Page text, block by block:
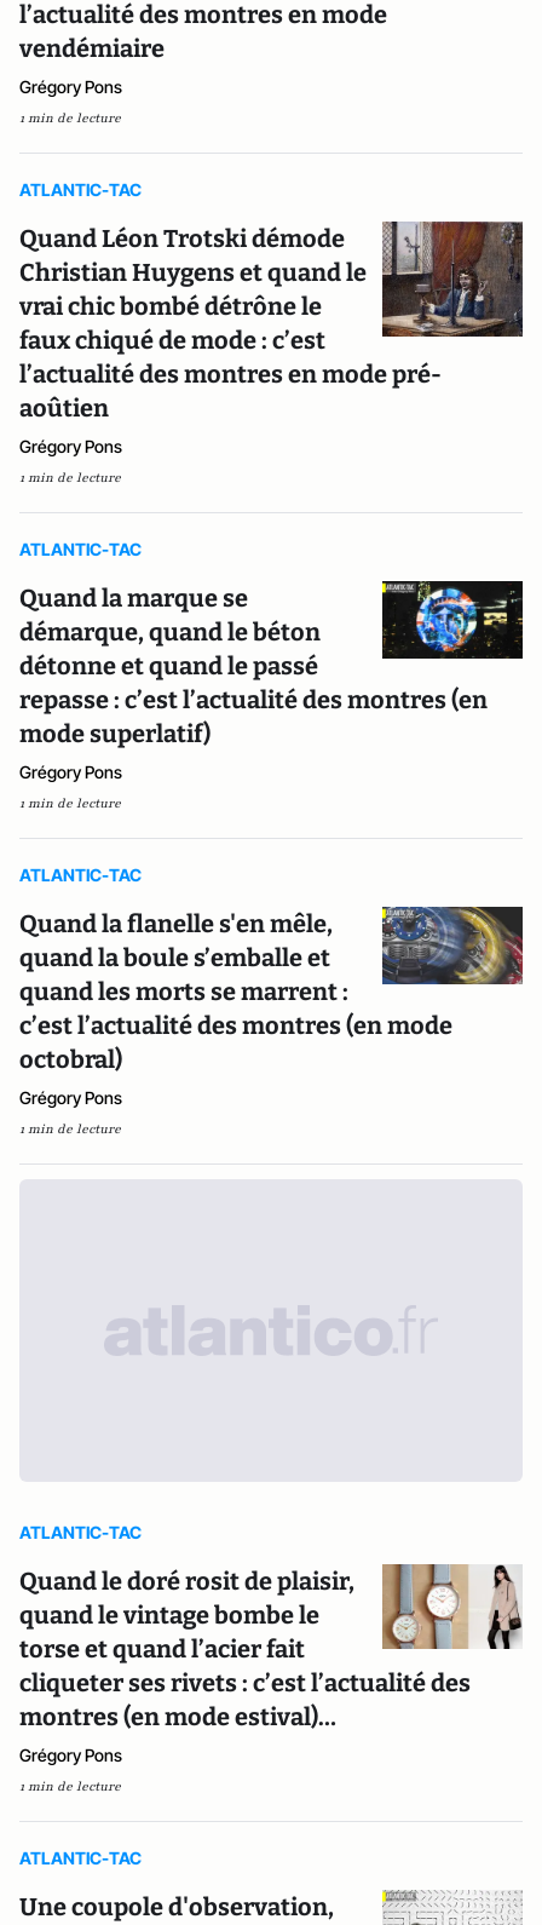
l’actualité des montres en mode
vendémiaire
Grégory Pons
1 min de lecture
ATLANTIC-TAC
Quand Léon Trotski démode
Christian Huygens et quand le
vrai chic bombé détrône le
faux chiqué de mode : c’est
l’actualité des montres en mode pré-
aoûtien
Grégory Pons
1 min de lecture
ATLANTIC-TAC
Quand la marque se
démarque, quand le béton
détonne et quand le passé
repasse : c’est l’actualité des montres (en
mode superlatif)
Grégory Pons
1 min de lecture
ATLANTIC-TAC
Quand la flanelle s'en mêle,
quand la boule s’emballe et
quand les morts se marrent :
c’est l’actualité des montres (en mode
octobral)
Grégory Pons
1 min de lecture
ATLANTIC-TAC
Quand le doré rosit de plaisir,
quand le vintage bombe le
torse et quand l’acier fait
cliqueter ses rivets : c’est l’actualité des
montres (en mode estival)…
Grégory Pons
1 min de lecture
ATLANTIC-TAC
Une coupole d'observation,